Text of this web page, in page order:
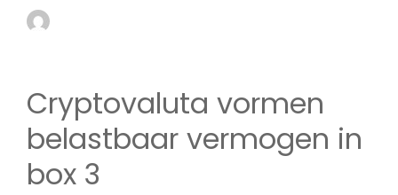
Cryptovaluta vormen
belastbaar vermogen in
box 3